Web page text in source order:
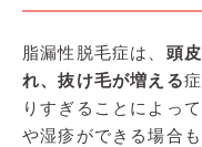
脂漏性脱毛症は、 頭
れ、抜け毛が増える
りすぎることによっ
や湿疹ができる場合も